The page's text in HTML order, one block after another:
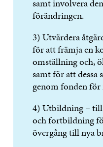
samt involvera
förändringen.
3) Utvärdera
för att främja en
omställning och,
samt för att dessa
genom fonden
4) Utbildning –
och fortbildning
övergång till nya